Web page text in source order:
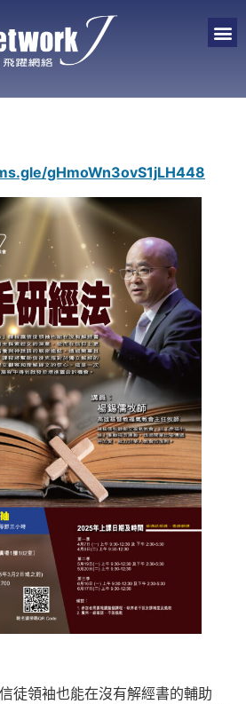
gHmoWn3ovS1jLH448
徒領袖也能在沒有解經書的輔助